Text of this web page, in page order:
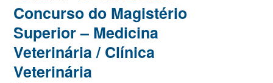
Concurso do Magistério
Superior – Medicina
Veterinária / Clínica
Veterinária